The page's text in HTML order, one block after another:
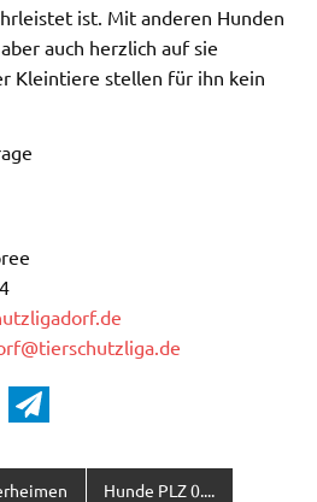
ist. Mit anderen Hunden
auch herzlich auf sie
Kleintiere stellen für ihn kein
Hunde PLZ 0....